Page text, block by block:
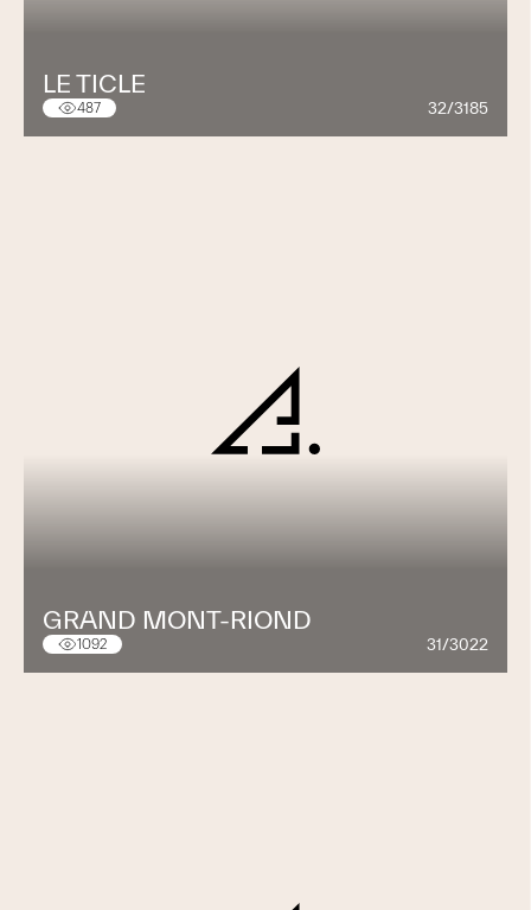
LE TICLE
487 32/3185
GRAND MONT-RIOND
1092 31/3022